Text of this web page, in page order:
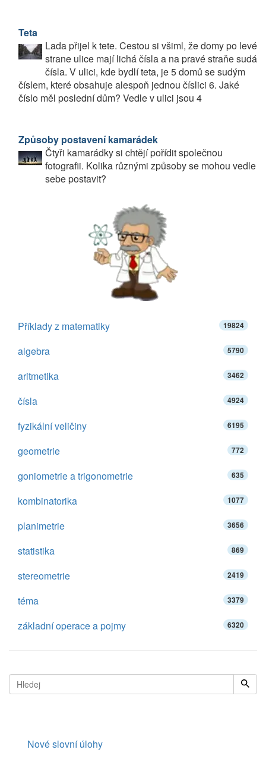
Teta
Lada přijel k tete. Cestou si všiml, že domy po levé
strane ulice mají lichá čísla a na pravé straňe sudá
čísla. V ulici, kde bydlí teta, je 5 domů se sudým
číslem, které obsahuje alespoň jednou číslici 6. Jaké
číslo měl poslední dům? Vedle v ulici jsou 4
Způsoby postavení kamarádek
Čtyři kamarádky si chtějí pořídit společnou
fotografii. Kolika různými způsoby se mohou vedle
sebe postavit?
Příklady z matematiky 19824
algebra 5790
aritmetika 3462
čísla 4924
fyzikální veličiny 6195
geometrie 772
goniometrie a trigonometrie 635
kombinatorika 1077
planimetrie 3656
statistika 869
stereometrie 2419
téma 3379
základní operace a pojmy 6320
Nové slovní úlohy